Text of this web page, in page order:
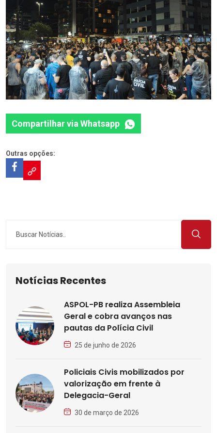
Compartilhar via Whatsapp
Outras opções:
Notícias Recentes
ASPOL-PB realiza Assembleia
Geral e cobra avanços nas
pautas da Polícia Civil
25 de junho de 2026
Policiais Civis mobilizados por
valorização em frente à
Delegacia-Geral
30 de março de 2026